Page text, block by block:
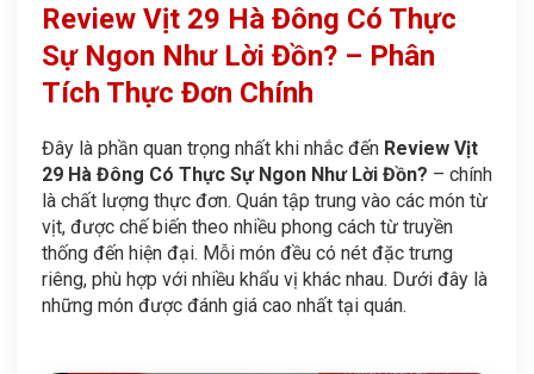
Review Vịt 29 Hà Đông Có Thực
Sự Ngon Như Lời Đồn? – Phân
Tích Thực Đơn Chính
Đây là phần quan trọng nhất khi nhắc đến Review Vịt
29 Hà Đông Có Thực Sự Ngon Như Lời Đồn? – chính
là chất lượng thực đơn. Quán tập trung vào các món từ
vịt, được chế biến theo nhiều phong cách từ truyền
thống đến hiện đại. Mỗi món đều có nét đặc trưng
riêng, phù hợp với nhiều khẩu vị khác nhau. Dưới đây là
những món được đánh giá cao nhất tại quán.